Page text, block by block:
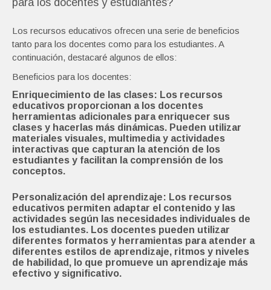
para los docentes y estudiantes?
Los recursos educativos ofrecen una serie de beneficios
tanto para los docentes como para los estudiantes. A
continuación, destacaré algunos de ellos:
Beneficios para los docentes:
Enriquecimiento de las clases: Los recursos
educativos proporcionan a los docentes
herramientas adicionales para enriquecer sus
clases y hacerlas más dinámicas. Pueden utilizar
materiales visuales, multimedia y actividades
interactivas que capturan la atención de los
estudiantes y facilitan la comprensión de los
conceptos.
Personalización del aprendizaje: Los recursos
educativos permiten adaptar el contenido y las
actividades según las necesidades individuales de
los estudiantes. Los docentes pueden utilizar
diferentes formatos y herramientas para atender a
diferentes estilos de aprendizaje, ritmos y niveles
de habilidad, lo que promueve un aprendizaje más
efectivo y significativo.